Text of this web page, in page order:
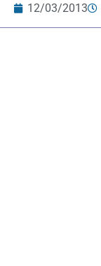
12/03/2013